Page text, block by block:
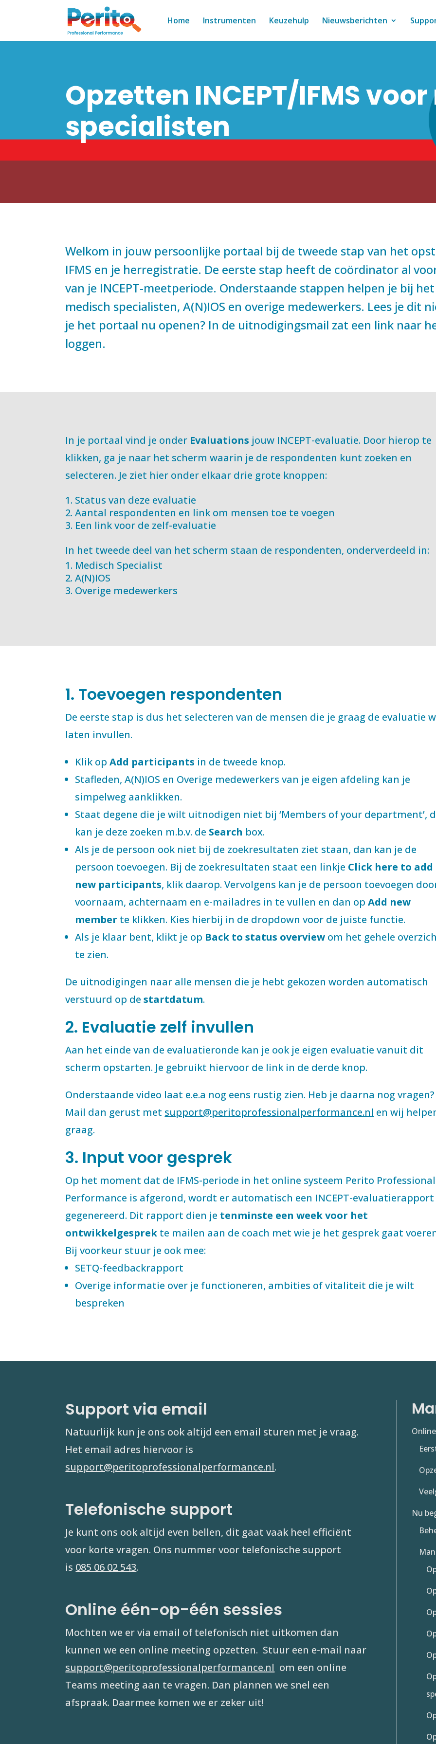
Home Instrumenten Keuzehulp Nieuwsberichten
Opzetten INCEPT/IFMS
specialisten
Welkom in jouw persoonlijke portaal bij de tweede stap van het
IFMS en je herregistratie. De eerste stap heeft de coördinator al
van je INCEPT-meetperiode. Onderstaande stappen helpen je bij
medisch specialisten, A(N)IOS en overige medewerkers. Lees je dit
je het portaal nu openen? In de uitnodigingsmail zat een link naar
loggen.
In je portaal vind je onder Evaluations jouw INCEPT-evaluatie. Door hierop te
klikken, ga je naar het scherm waarin je de respondenten kunt zoeken en
selecteren. Je ziet hier onder elkaar drie grote knoppen:
Status van deze evaluatie
Aantal respondenten en link om mensen toe te voegen
Een link voor de zelf-evaluatie
In het tweede deel van het scherm staan de respondenten, onderverdeeld in:
Medisch Specialist
A(N)IOS
Overige medewerkers
1. Toevoegen respondenten
De eerste stap is dus het selecteren van de mensen die je graag de evaluatie
laten invullen.
Klik opAdd participants in de tweede knop.
Stafleden, A(N)IOS en Overige medewerkers van je eigen afdeling kan je
simpelweg aanklikken.
Staat degene die je wilt uitnodigen niet bij ‘Members of your department’,
kan je deze zoeken m.b.v. de Search box.
Als je de persoon ook niet bij de zoekresultaten ziet staan, dan kan je de
persoon toevoegen. Bij de zoekresultaten staat een linkje Click here to add
new participants, klik daarop. Vervolgens kan je de persoon toevoegen
voornaam, achternaam en e-mailadres in te vullen en dan op Add new
member te klikken. Kies hierbij in de dropdown voor de juiste functie.
Als je klaar bent, klikt je op Back to status overview om het gehele
te zien.
De uitnodigingen naar alle mensen die je hebt gekozen worden automatisch
verstuurd op destartdatum.
2. Evaluatie zelf invullen
Aan het einde van de evaluatieronde kan je ook je eigen evaluatie vanuit dit
scherm opstarten. Je gebruikt hiervoor de link in de derde knop.
Onderstaande video laat e.e.a nog eens rustig zien. Heb je daarna nog vragen?
Mail dan gerust met support@peritoprofessionalperformance.nl en wij
graag.
3. Input voor gesprek
Op het moment dat de IFMS-periode in het online systeem Perito Professional
Performance is afgerond, wordt er automatisch een INCEPT-evaluatierapport
gegenereerd. Dit rapport dien je tenminste een week voor het
ontwikkelgesprek te mailen aan de coach met wie je het gesprek gaat
Bij voorkeur stuur je ook mee:
SETQ-feedbackrapport
Overige informatie over je functioneren, ambities of vitaliteit die je wilt
bespreken
Support via email
Natuurlijk kun je ons ook altijd een email sturen met je vraag.
Het email adres hiervoor is
support@peritoprofessionalperformance.nl.
Telefonische support
Je kunt ons ook altijd even bellen, dit gaat vaak heel efficiënt
voor korte vragen. Ons nummer voor telefonische support
is 085 06 02 543.
Online één-op-één sessies
Mochten we er via email of telefonisch niet uitkomen dan
kunnen we een online meeting opzetten. Stuur een e-mail naar
support@peritoprofessionalperformance.nl om een online
Teams meeting aan te vragen. Dan plannen we snel een
afspraak. Daarmee komen we er zeker uit!
Nu